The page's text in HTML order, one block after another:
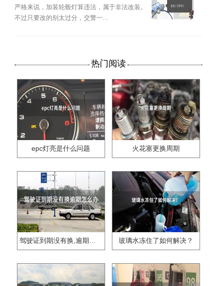
严格来说，加装轮毂灯算违法，属于非法改装。
不过只要改的别太过分，交警一...
热门阅读
epc灯亮是什么问题 火花塞更换周期
驾驶证到期没有换,逾期怎么办?? 玻璃水冻住了如何解决？